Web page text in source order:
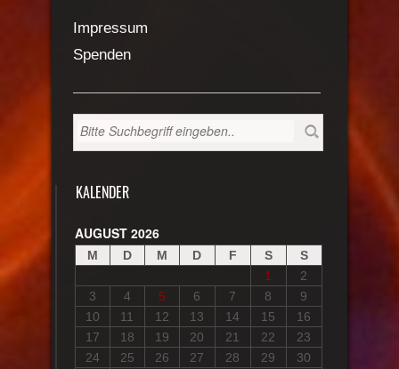
Impressum
Spenden
KALENDER
AUGUST 2026
M D M D F S
S
1
2
3
4 5 6 7 8
9
10
11 12 13 14 15
16
17
18 19 20 21 22
23
24
25 26 27 28 29
30